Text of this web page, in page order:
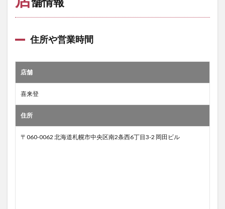
住所や営業時間
店舗
喜来登
住所
〒060-0062 北海道札幌市中央区南2条西6丁目3-2 岡田ビル